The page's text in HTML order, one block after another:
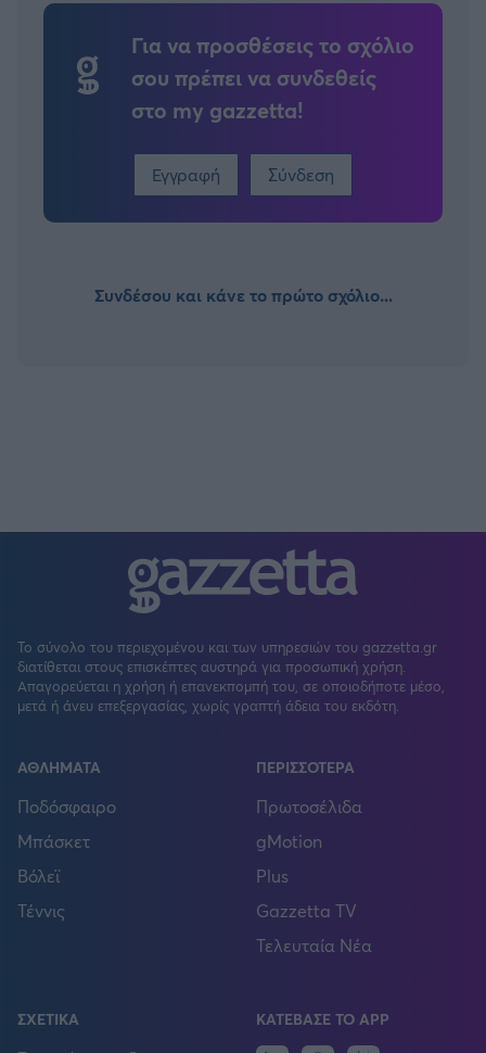
Για να προσθέσεις το σχόλιο
σου πρέπει να συνδεθείς
στο my gazzetta!
Εγγραφή Σύνδεση
Συνδέσου και κάνε το πρώτο σχόλιο...
Το σύνολο του περιεχομένου και των υπηρεσιών του gazzetta.gr
διατίθεται στους επισκέπτες αυστηρά για προσωπική χρήση.
Απαγορεύεται η χρήση ή επανεκπομπή του, σε οποιοδήποτε μέσο,
μετά ή άνευ επεξεργασίας, χωρίς γραπτή άδεια του εκδότη.
ΑΘΛΗΜΑΤΑ
Ποδόσφαιρο
Μπάσκετ
Βόλεϊ
Τέννις
ΠΕΡΙΣΣΟΤΕΡΑ
Πρωτοσέλιδα
gMotion
Plus
Gazzetta TV
Τελευταία Νέα
ΣΧΕΤΙΚΑ ΚΑΤΕΒΑΣΕ ΤΟ APP